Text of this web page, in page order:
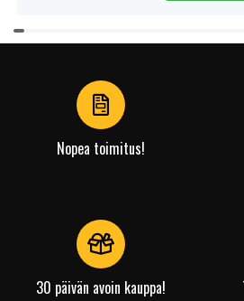
Item
1
Nopea toimitus!
30 päivän avoin kauppa!